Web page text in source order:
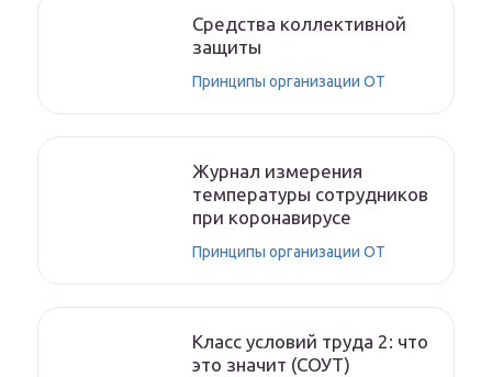
Средства коллективной
защиты
Принципы организации ОТ
Журнал измерения
температуры сотрудников
при коронавирусе
Принципы организации ОТ
Класс условий труда 2: что
это значит (СОУТ)